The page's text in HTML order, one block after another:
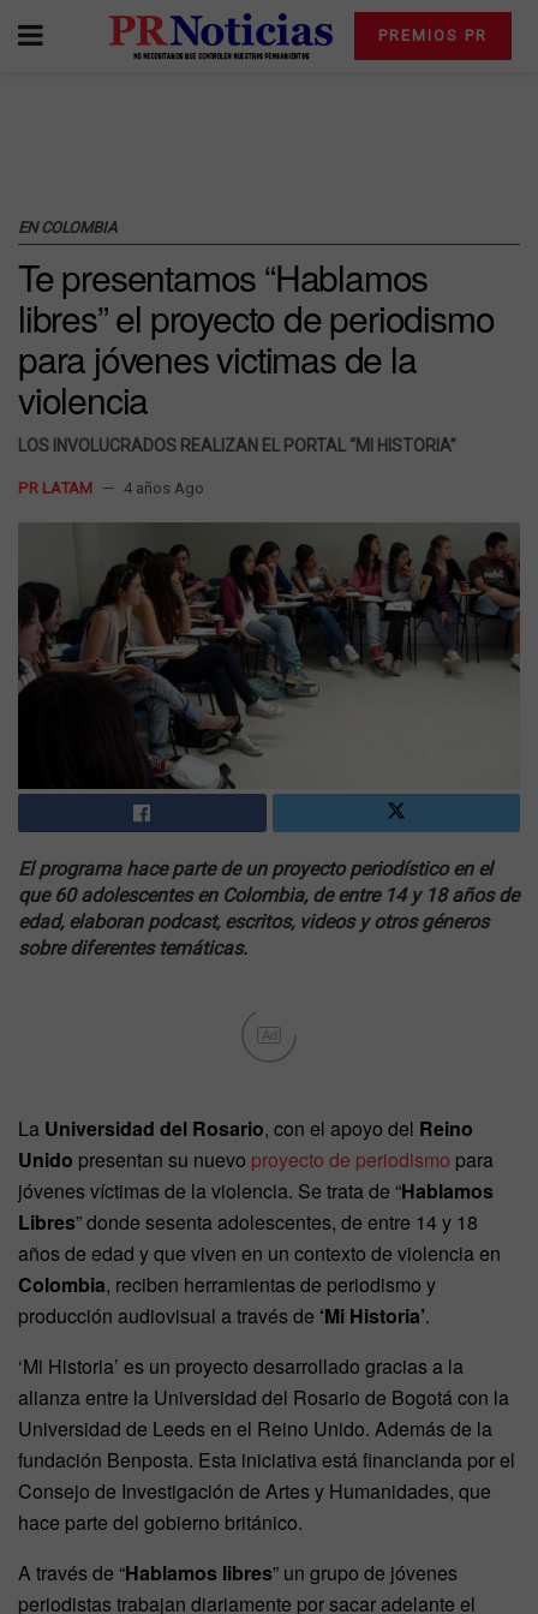
PREMIOS PR
EN COLOMBIA
Te presentamos “Hablamos
libres” el proyecto de periodismo
para jóvenes victimas de la
violencia
LOS INVOLUCRADOS REALIZAN EL PORTAL “MI HISTORIA”
PR LATAM 4 años Ago
El programa hace parte de un proyecto periodístico en el
que 60 adolescentes en Colombia, de entre 14 y 18 años de
edad, elaboran podcast, escritos, videos y otros géneros
sobre diferentes temáticas.
Ad
La Universidad del Rosario, con el apoyo del Reino
Unido presentan su nuevo proyecto de periodismo para
jóvenes víctimas de la violencia. Se trata de “Hablamos
Libres” donde sesenta adolescentes, de entre 14 y 18
años de edad y que viven en un contexto de violencia en
Colombia, reciben herramientas de periodismo y
producción audiovisual a través de ‘Mi Historia’.
‘Mi Historia’ es un proyecto desarrollado gracias a la
alianza entre la Universidad del Rosario de Bogotá con la
Universidad de Leeds en el Reino Unido. Además de la
fundación Benposta. Esta iniciativa está financianda por el
Consejo de Investigación de Artes y Humanidades, que
hace parte del gobierno británico.
A través de “Hablamos libres” un grupo de jóvenes
periodistas trabajan diariamente por sacar adelante el